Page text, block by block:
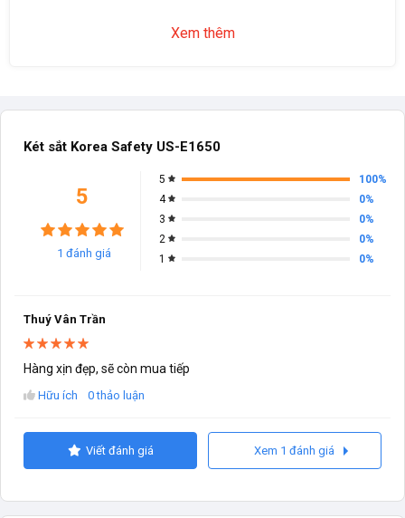
Xem thêm
Két sắt Korea Safety US-E1650
5
1 đánh giá
5
100%
4
0%
3
0%
2
0%
1
0%
Thuý Vân Trần
Hàng xịn đẹp, sẽ còn mua tiếp
Hữu ích 0 thảo luận
Viết đánh giá Xem 1 đánh giá